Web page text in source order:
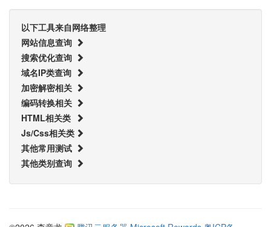
以下工具来自网络整理
网站信息查询
搜索优化查询
域名IP类查询
加密解密相关
编码转换相关
HTML相关类
Js/Css相关类
其他常用测试
其他类别查询